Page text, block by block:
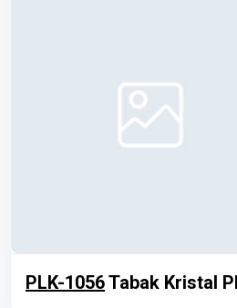
PLK-1056Tabak Kristal